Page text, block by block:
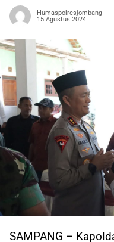
Humaspolresjombang
15 Agustus 2024
SAMPANG –